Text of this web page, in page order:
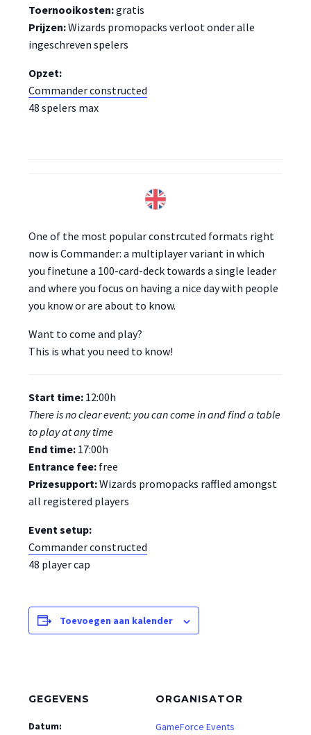
Toernooikosten:gratis
Prijzen:Wizards promopacks verloot onder alle
ingeschreven spelers
Opzet:
Commander constructed
48 spelers max
One of the most popular constrcuted formats right
now is Commander: a multiplayer variant in which
you finetune a 100-card-deck towards a single leader
and where you focus on having a nice day with people
you know or are about to know.
Want to come and play?
This is what you need to know!
Start time: 12:00h
There is no clear event: you can come in and find a table
to play at any time
End time: 17:00h
Entrance fee: free
Prizesupport:Wizards promopacks raffled amongst
all registered players
Event setup:
Commander constructed
48 player cap
Toevoegen aan kalender
GEGEVENS
Datum:
ORGANISATOR
GameForce Events